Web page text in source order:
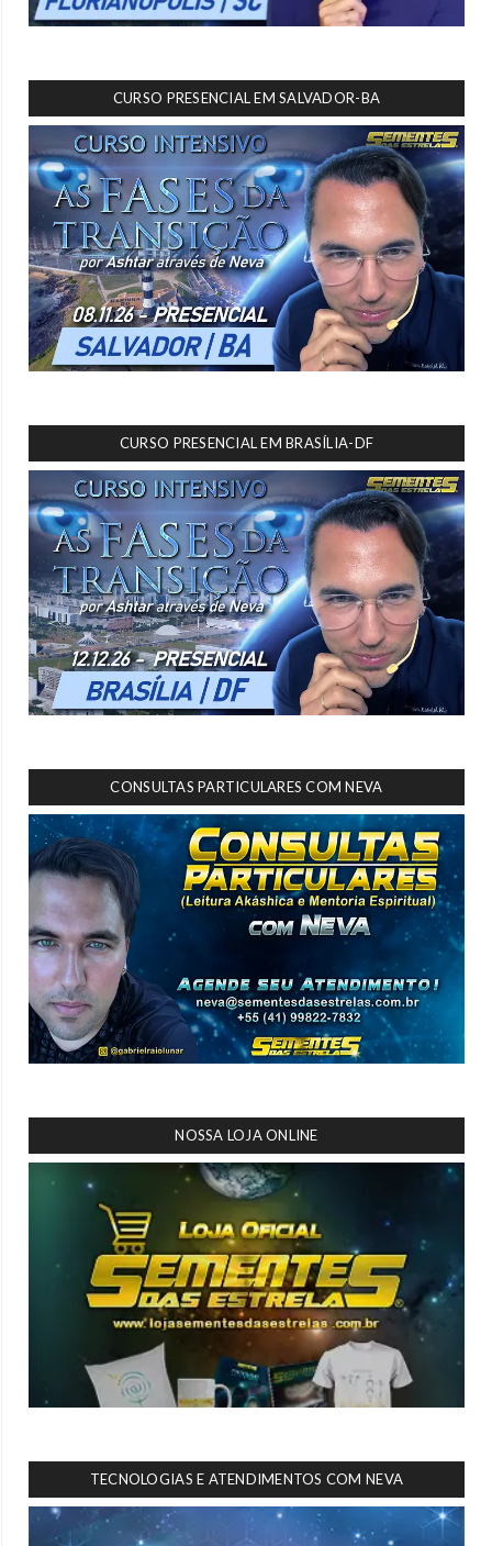
CURSO PRESENCIAL EM SALVADOR-BA
CURSO PRESENCIAL EM BRASÍLIA-DF
CONSULTAS PARTICULARES COM NEVA
NOSSA LOJA ONLINE
TECNOLOGIAS E ATENDIMENTOS COM NEVA